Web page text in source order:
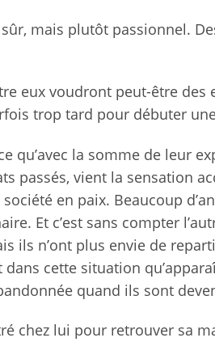
sûr, mais plutôt passionnel.
eux voudront peut-être
trop tard pour débuter
qu’avec la somme de leur
passés, vient la sensation
société en paix. Beaucoup
Et c’est sans compter
ils n’ont plus envie de
dans cette situation
quand ils sont
chez lui pour retrouver sa